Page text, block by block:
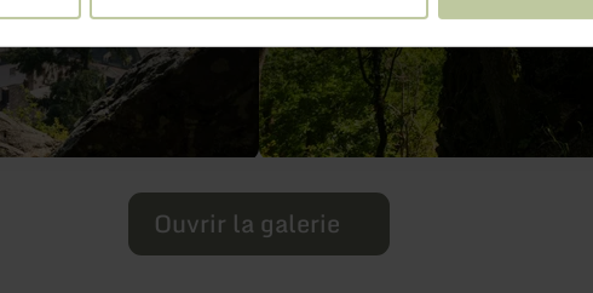
Ouvrir la galerie